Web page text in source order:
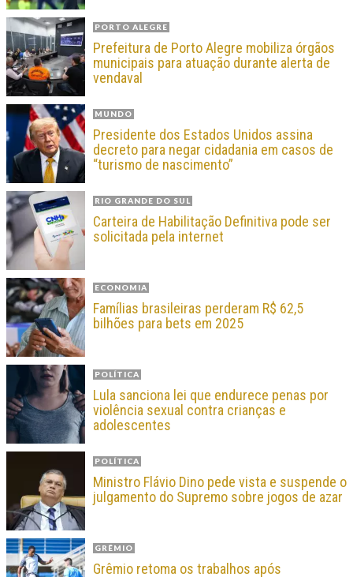
PORTO ALEGRE
Prefeitura de Porto Alegre mobiliza órgãos
municipais para atuação durante alerta de
vendaval
MUNDO
Presidente dos Estados Unidos assina
decreto para negar cidadania em casos de
“turismo de nascimento”
RIO GRANDE DO SUL
Carteira de Habilitação Definitiva pode ser
solicitada pela internet
ECONOMIA
Famílias brasileiras perderam R$ 62,5
bilhões para bets em 2025
POLÍTICA
Lula sanciona lei que endurece penas por
violência sexual contra crianças e
adolescentes
POLÍTICA
Ministro Flávio Dino pede vista e suspende o
julgamento do Supremo sobre jogos de azar
GRÊMIO
Grêmio retoma os trabalhos após